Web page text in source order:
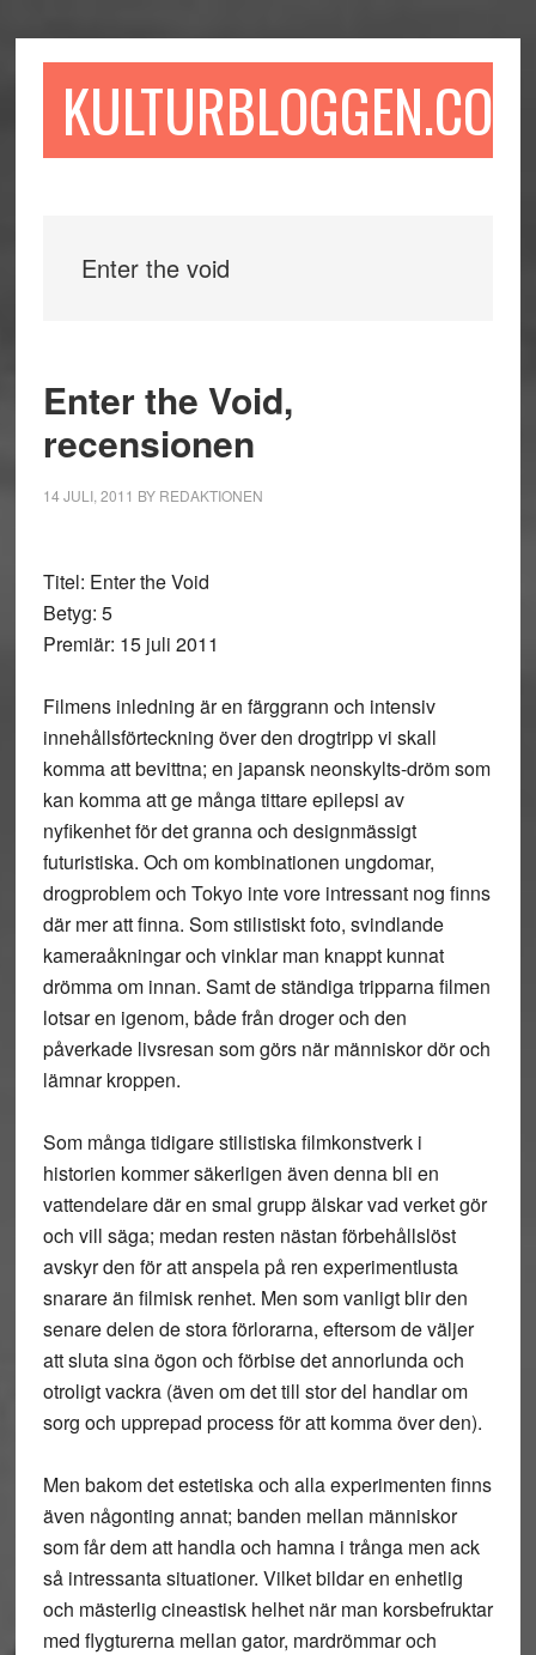
till
till
sidofältet
till
KULTURBLOGGEN.COM
Enter the void
Enter the Void,
recensionen
14 JULI, 2011 BY REDAKTIONEN
Titel: Enter the Void
Betyg: 5
Premiär: 15 juli 2011
Filmens inledning är en färggrann och intensiv
innehållsförteckning över den drogtripp vi skall
komma att bevittna; en japansk neonskylts-dröm som
kan komma att ge många tittare epilepsi av
nyfikenhet för det granna och designmässigt
futuristiska. Och om kombinationen ungdomar,
drogproblem och Tokyo inte vore intressant nog finns
där mer att finna. Som stilistiskt foto, svindlande
kameraåkningar och vinklar man knappt kunnat
drömma om innan. Samt de ständiga tripparna filmen
lotsar en igenom, både från droger och den
påverkade livsresan som görs när människor dör och
lämnar kroppen.
Som många tidigare stilistiska filmkonstverk i
historien kommer säkerligen även denna bli en
vattendelare där en smal grupp älskar vad verket gör
och vill säga; medan resten nästan förbehållslöst
avskyr den för att anspela på ren experimentlusta
snarare än filmisk renhet. Men som vanligt blir den
senare delen de stora förlorarna, eftersom de väljer
att sluta sina ögon och förbise det annorlunda och
otroligt vackra (även om det till stor del handlar om
sorg och upprepad process för att komma över den).
Men bakom det estetiska och alla experimenten finns
även någonting annat; banden mellan människor
som får dem att handla och hamna i trånga men ack
så intressanta situationer. Vilket bildar en enhetlig
och mästerlig cineastisk helhet när man korsbefruktar
med flygturerna mellan gator, mardrömmar och